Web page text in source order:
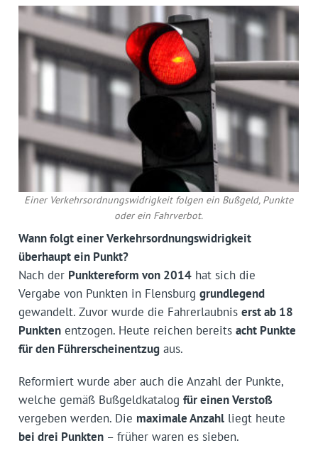
Einer Verkehrsordnungswidrigkeit folgen ein Bußgeld, Punkte
oder ein Fahrverbot.
Wann folgt einer Verkehrsordnungswidrigkeit
überhaupt ein Punkt?
Nach der Punktereform von 2014hat sich die
Vergabe von Punkten in Flensburg grundlegend
gewandelt. Zuvor wurde die Fahrerlaubnis erst ab 18
Punktenentzogen. Heute reichen bereits acht Punkte
für den Führerscheinentzugaus.
Reformiert wurde aber auch die Anzahl der Punkte,
welche gemäß Bußgeldkatalog für einen Verstoß
vergeben werden. Die maximale Anzahlliegt heute
bei drei Punkten– früher waren es sieben.